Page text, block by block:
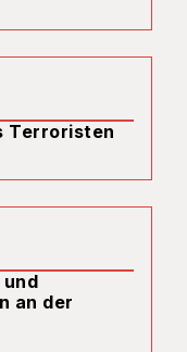
Terroristen
und
an der